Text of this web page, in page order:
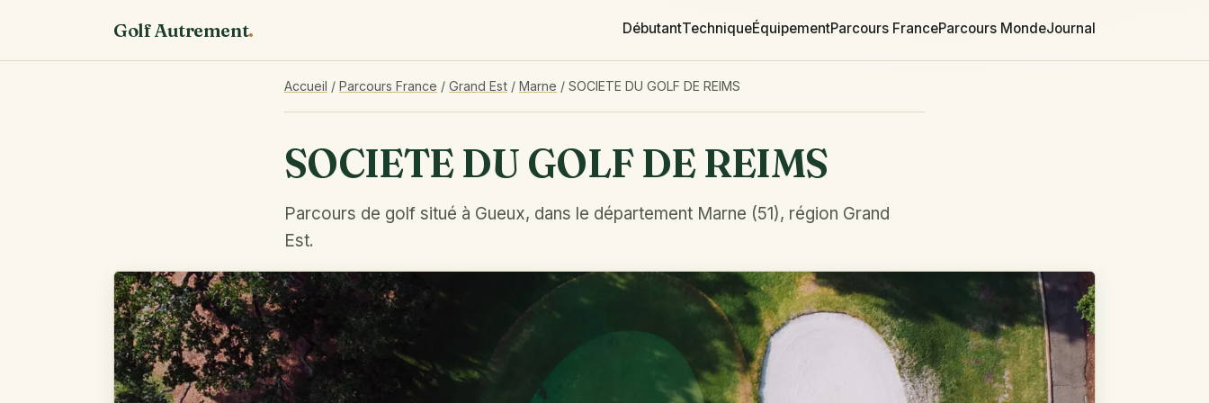
Golf Autrement. DébutantTechniqueÉquipementParcours FranceParcours MondeJournal
Accueil / Parcours France / Grand Est / Marne / SOCIETE DU GOLF DE REIMS
SOCIETE DU GOLF DE REIMS
Parcours de golf situé à Gueux, dans le département Marne (51), région Grand
Est.